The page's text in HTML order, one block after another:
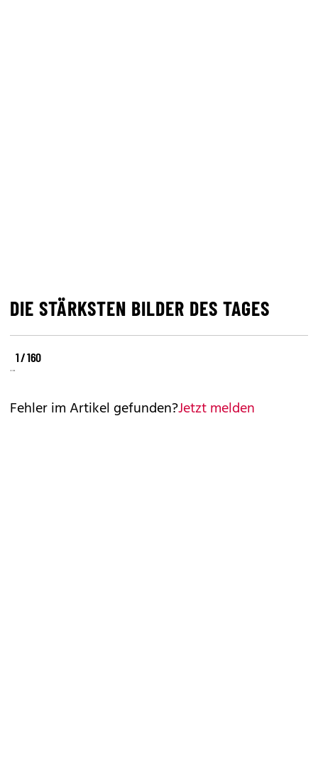
DIE STÄRKSTEN BILDER DES TAGES
1 / 160
©
REUTERS
©
REUTERS
©
REUTERS
Fehler im Artikel gefunden?Jetzt melden